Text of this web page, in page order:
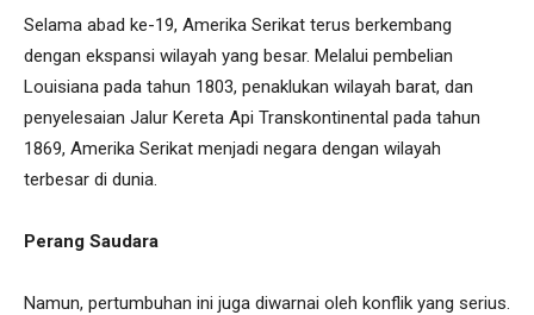
Selama abad ke-19, Amerika Serikat terus berkembang
dengan ekspansi wilayah yang besar. Melalui pembelian
Louisiana pada tahun 1803, penaklukan wilayah barat, dan
penyelesaian Jalur Kereta Api Transkontinental pada tahun
1869, Amerika Serikat menjadi negara dengan wilayah
terbesar di dunia.
Perang Saudara
Namun, pertumbuhan ini juga diwarnai oleh konflik yang serius.